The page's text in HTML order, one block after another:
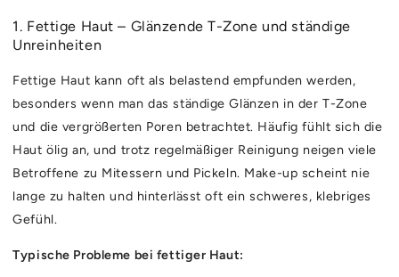
1. Fettige Haut – Glänzende T-Zone und ständige
Unreinheiten
Fettige Haut kann oft als belastend empfunden werden,
besonders wenn man das ständige Glänzen in der T-Zone
und die vergrößerten Poren betrachtet. Häufig fühlt sich die
Haut ölig an, und trotz regelmäßiger Reinigung neigen viele
Betroffene zu Mitessern und Pickeln. Make-up scheint nie
lange zu halten und hinterlässt oft ein schweres, klebriges
Gefühl.
Typische Probleme bei fettiger Haut: